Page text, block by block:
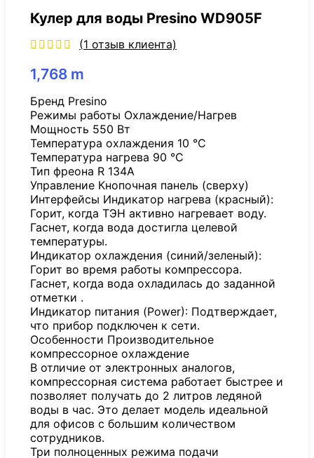
Кулер для воды Presino WD905F
(1 отзыв клиента)
1,768 m
Бренд Presino
Режимы работы Охлаждение/Нагрев
Мощность 550 Вт
Температура охлаждения 10 °C
Температура нагрева 90 °C
Тип фреона R 134A
Управление Кнопочная панель (сверху)
Интерфейсы Индикатор нагрева (красный):
Горит, когда ТЭН активно нагревает воду.
Гаснет, когда вода достигла целевой
температуры.
Индикатор охлаждения (синий/зеленый):
Горит во время работы компрессора.
Гаснет, когда вода охладилась до заданной
отметки .
Индикатор питания (Power): Подтверждает,
что прибор подключен к сети.
Особенности Производительное
компрессорное охлаждение
В отличие от электронных аналогов,
компрессорная система работает быстрее и
позволяет получать до 2 литров ледяной
воды в час. Это делает модель идеальной
для офисов с большим количеством
сотрудников.
Три полноценных режима подачи